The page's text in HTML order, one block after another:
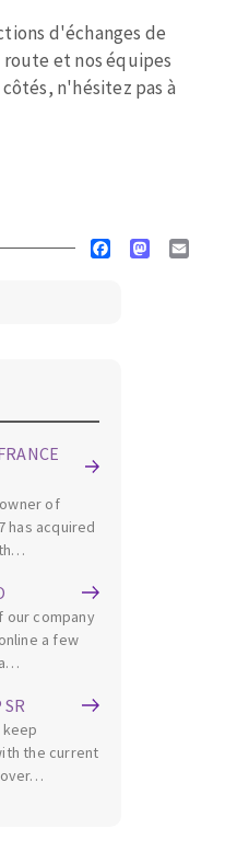
APPLIED
DISKS
UP
METAL WORK
d'échanges de
route et nos équipes
n'hésitez pas à
FacebookMastodon
of
has acquired
our company
a few
the current